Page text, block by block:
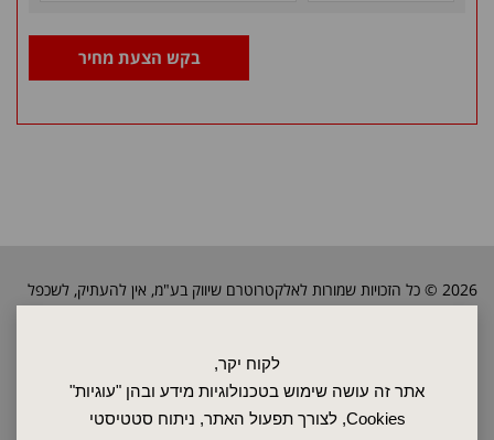
לקוח יקר,
אתר זה עושה שימוש בטכנולוגיות מידע ובהן "עוגיות"
Cookies, לצורך תפעול האתר, ניתוח סטטיסטי
בקש הצעת מחיר
2026 © כל הזכויות שמורות לאלקטרוטרם שיווק בע"מ, אין להעתיק, לשכפל
טקסטים, תמונות וכל חומר אחר באתר זה ללא אישור בעלי החברה.
שרות ותחזוקה